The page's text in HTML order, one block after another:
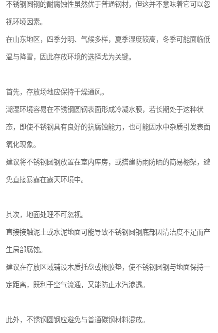
不锈钢圆钢的耐腐蚀性虽然优于普通钢材，但这并不意味着它可以忽
视环境因素。
在山东地区，四季分明、气候多样，夏季湿度较高，冬季可能面临低
温与降雪，因此存放环境的选择尤为关键。
首先，存放场地应保持干燥通风。
潮湿环境容易在不锈钢圆钢表面形成冷凝水膜，若长期处于这种状
态，即使不锈钢具有良好的抗腐蚀能力，也可能因水中杂质引发表面
氧化现象。
建议将不锈钢圆钢放置在室内库房，或搭建防雨防晒的简易棚架，避
免直接暴露在露天环境中。
其次，地面处理不可忽视。
直接接触泥土或水泥地面可能导致不锈钢圆钢底部因清洁度不足而产
生局部腐蚀。
建议在存放区域铺设木质托盘或橡胶垫，使不锈钢圆钢与地面保持一
定距离，既利于空气流通，又能防止水汽渗透。
此外，不锈钢圆钢应避免与普通碳钢材料混放。